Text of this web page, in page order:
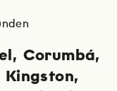
Corumbá
Kingston